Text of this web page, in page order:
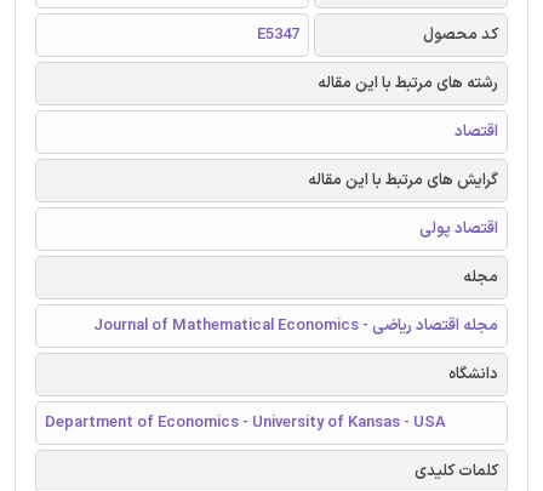
کد محصول
E5347
رشته های مرتبط با این مقاله
اقتصاد
گرایش های مرتبط با این مقاله
اقتصاد پولی
مجله
مجله اقتصاد ریاضی - Journal of Mathematical Economics
دانشگاه
Department of Economics - University of Kansas - USA
کلمات کلیدی